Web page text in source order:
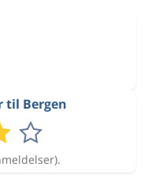
til Bergen